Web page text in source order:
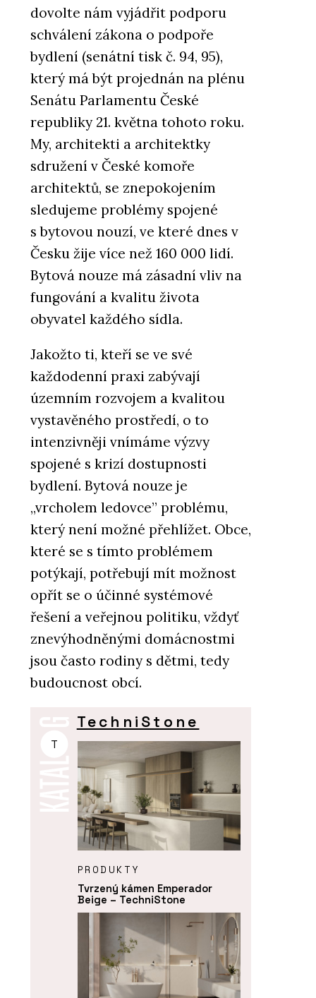
dovolte nám vyjádřit podporu
schválení zákona o podpoře
bydlení (senátní tisk č. 94, 95),
který má být projednán na plénu
Senátu Parlamentu České
republiky 21. května tohoto roku.
My, architekti a architektky
sdružení v České komoře
architektů, se znepokojením
sledujeme problémy spojené
s bytovou nouzí, ve které dnes v
Česku žije více než 160 000 lidí.
Bytová nouze má zásadní vliv na
fungování a kvalitu života
obyvatel každého sídla.
Jakožto ti, kteří se ve své
každodenní praxi zabývají
územním rozvojem a kvalitou
vystavěného prostředí, o to
intenzivněji vnímáme výzvy
spojené s krizí dostupnosti
bydlení. Bytová nouze je
„vrcholem ledovce” problému,
který není možné přehlížet. Obce,
které se s tímto problémem
potýkají, potřebují mít možnost
opřít se o účinné systémové
řešení a veřejnou politiku, vždyť
znevýhodněnými domácnostmi
jsou často rodiny s dětmi, tedy
budoucnost obcí.
T
TechniStone
PRODUKTY
Tvrzený kámen Emperador
Beige – TechniStone